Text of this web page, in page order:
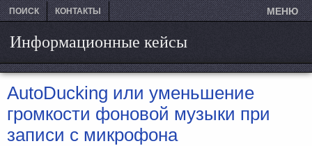
ПОИСК КОНТАКТЫ МЕНЮ
Информационные кейсы
AutoDucking или уменьшение
громкости фоновой музыки при
записи с микрофона